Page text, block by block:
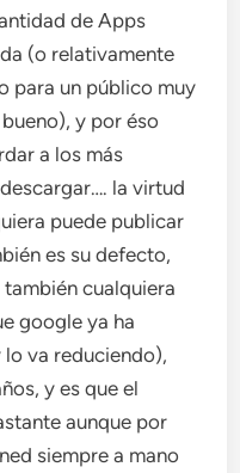
de Apps
(o relativamente
para un público muy
y por éso
a los más
la virtud
puede publicar
es su defecto,
cualquiera
google ya ha
va reduciendo),
y es que el
aunque por
siempre a mano